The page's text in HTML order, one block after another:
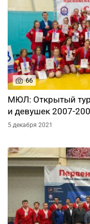
66
МЮЛ: Открытый
и девушек 2007-
5 декабря 2021